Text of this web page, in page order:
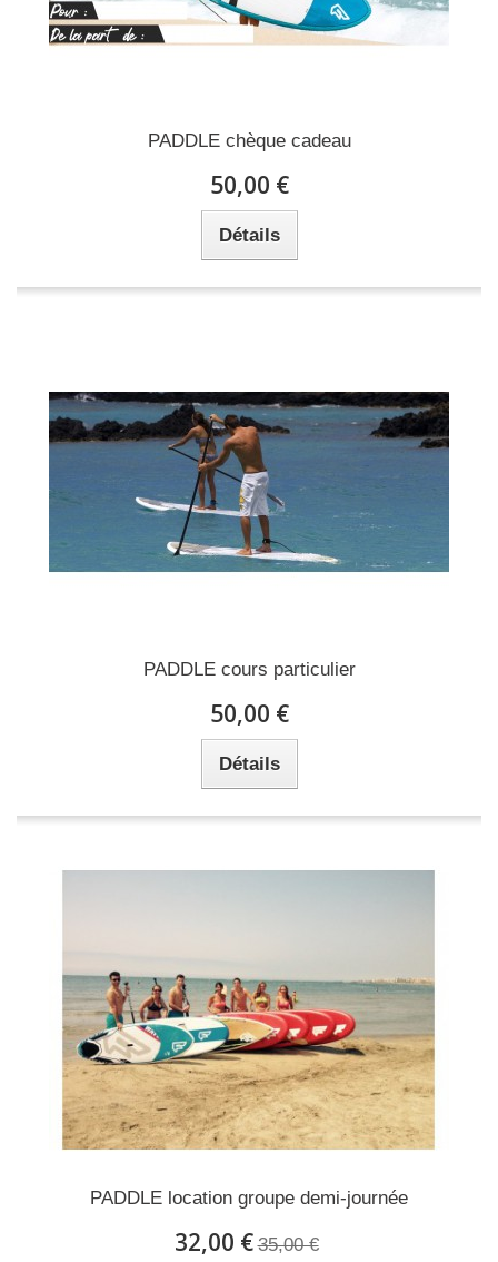
PADDLE chèque cadeau
50,00 €
Détails
PADDLE cours particulier
50,00 €
Détails
PADDLE location groupe demi-journée
32,00 € 35,00 €